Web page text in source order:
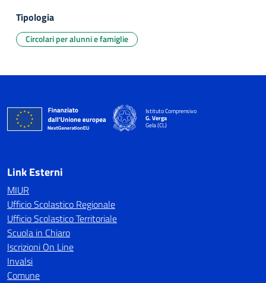
Tipologia
Circolari per alunni e famiglie
Istituto Comprensivo
G. Verga
Gela (CL)
Link Esterni
MIUR
Ufficio Scolastico Regionale
Ufficio Scolastico Territoriale
Scuola in Chiaro
Iscrizioni On Line
Invalsi
Comune